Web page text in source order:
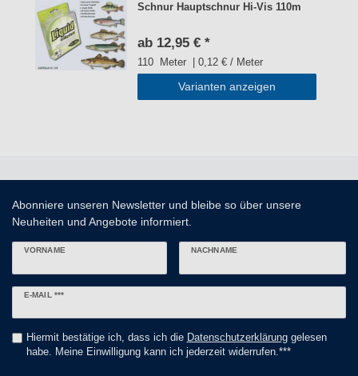
Schnur Hauptschnur Hi-Vis 110m
ab 12,95 € *
110 Meter | 0,12 € / Meter
Varianten anzeigen
Abonniere unseren Newsletter und bleibe so über unsere
Neuheiten und Angebote informiert.
VORNAME NACHNAME
E-MAIL ***
Newsletter
Hiermit bestätige ich, dass ich die Daten­schutz­erklärunggelesen
habe. Meine Einwilligung kann ich jederzeit widerrufen.***